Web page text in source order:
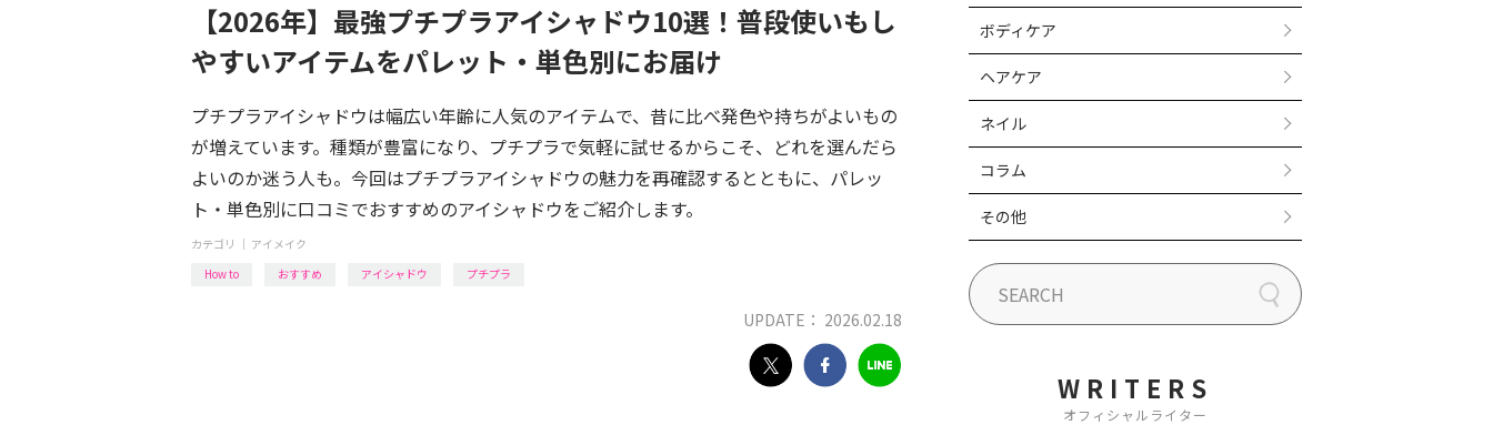
【2026年】最強プチプラアイシャドウ10選！普段使いもし
やすいアイテムをパレット・単色別にお届け
プチプラアイシャドウは幅広い年齢に人気のアイテムで、昔に比べ発色や持ちがよいもの
が増えています。種類が豊富になり、プチプラで気軽に試せるからこそ、どれを選んだら
よいのか迷う人も。今回はプチプラアイシャドウの魅力を再確認するとともに、パレッ
ト・単色別に口コミでおすすめのアイシャドウをご紹介します。
カテゴリ ｜ アイメイク
How to
おすすめ アイシャドウ プチプラ
UPDATE： 2026.02.18
ボディケア
ヘアケア
ネイル
コラム
その他
WRITERS
オフィシャルライター